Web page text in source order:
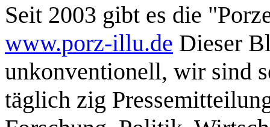
Seit 2003 gibt es die
www.porz-illu.de Dieser
unkonventionell, wir sind
täglich zig